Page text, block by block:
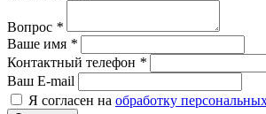
Вопрос *
Ваше имя *
Контактный телефон *
Ваш E-mail
Я согласен на обработку